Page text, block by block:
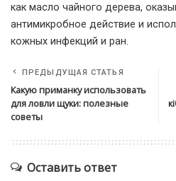
как масло чайного дерева,
антимикробное действие и
кожных инфекций и ран.
ПРЕДЫДУЩАЯ СТАТЬЯ
Какую приманку использовать
для ловли щуки: полезные
советы
Оставить ответ